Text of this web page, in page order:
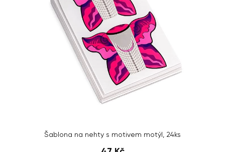
Šablona na nehty s motivem motýl, 24ks